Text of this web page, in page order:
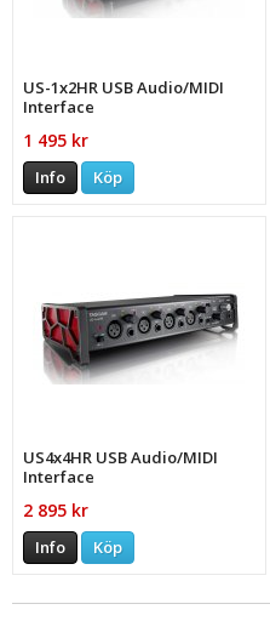
US-1x2HR USB Audio/MIDI
Interface
1 495 kr
Info Köp
US4x4HR USB Audio/MIDI
Interface
2 895 kr
Info Köp